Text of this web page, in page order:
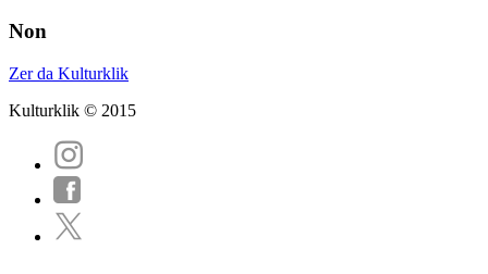
Non
Zer da Kulturklik
Kulturklik © 2015